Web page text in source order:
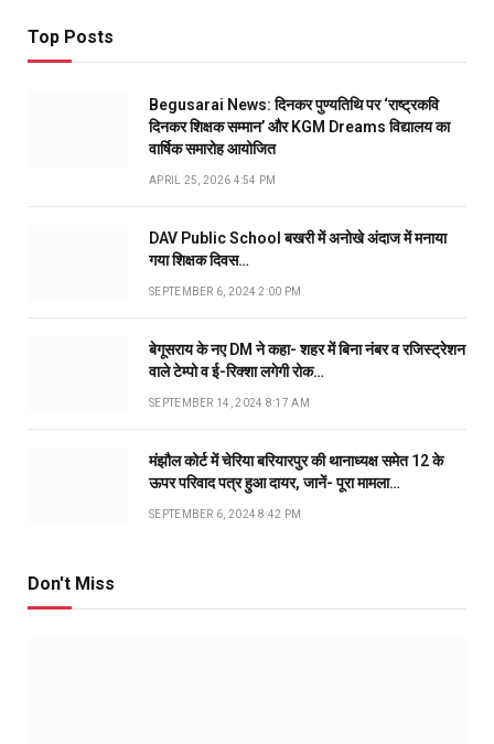
Top Posts
Begusarai News: दिनकर पुण्यतिथि पर ‘राष्ट्रकवि
दिनकर शिक्षक सम्मान’ और KGM Dreams विद्यालय का
वार्षिक समारोह आयोजित
APRIL 25, 2026 4:54 PM
DAV Public School बखरी में अनोखे अंदाज में मनाया
गया शिक्षक दिवस…
SEPTEMBER 6, 2024 2:00 PM
बेगूसराय के नए DM ने कहा- शहर में बिना नंबर व रजिस्ट्रेशन
वाले टेम्पो व ई-रिक्शा लगेगी रोक…
SEPTEMBER 14, 2024 8:17 AM
मंझौल कोर्ट में चेरिया बरियारपुर की थानाध्यक्ष समेत 12 के
ऊपर परिवाद पत्र हुआ दायर, जानें- पूरा मामला…
SEPTEMBER 6, 2024 8:42 PM
Don't Miss